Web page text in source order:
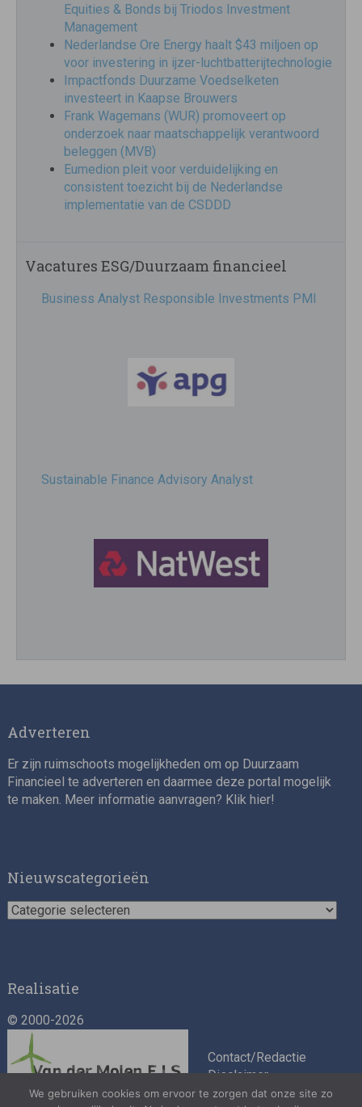
Equities & Bonds bij Triodos Investment
Management
Nederlandse Ore Energy haalt $43 miljoen op
voor investering in ijzer-luchtbatterijtechnologie
Impactfonds Duurzame Voedselketen
investeert in Kaapse Brouwers
Frank Wagemans (WUR) promoveert op
onderzoek naar maatschappelijk verantwoord
beleggen (MVB)
Eumedion pleit voor verduidelijking en
consistent toezicht bij de Nederlandse
implementatie van de CSDDD
Vacatures ESG/Duurzaam financieel
Business Analyst Responsible Investments PMI
Sustainable Finance Advisory Analyst
Director, Impact Investing
Asset Management Internship – Responsible
Adverteren
Er zijn ruimschoots mogelijkheden om op Duurzaam
Financieel te adverteren en daarmee deze portal mogelijk
te maken. Meer informatie aanvragen? Klik hier!
Nieuwscategorieën
Nieuwscategorieën
Realisatie
© 2000-2026
Contact/Redactie
Disclaimer
Algemene
We gebruiken cookies om ervoor te zorgen dat onze site zo